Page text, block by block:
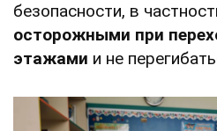
безопасности, в
осторожными при
этажами и не